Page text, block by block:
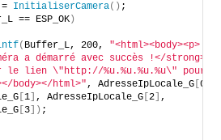
=
InitialiserCamera() ;
== ESP_OK )
( Buffer_L, 200, "<html><body><p>
a démarré avec succès !</strong></
le lien \"http://%u.%u.%u.%u\" pour
body></html>", AdresseIpLocale_G [0
[1 , AdresseIpLocale_G [2 ,
3 ]) ;